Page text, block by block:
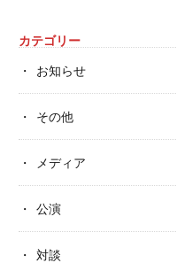
カテゴリー
お知らせ
その他
メディア
公演
対談